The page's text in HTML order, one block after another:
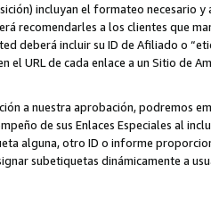
incluyan el formateo necesario
recomendarles a los clientes que
deberá incluir su ID de Afiliado o
el URL de cada enlace a un Sitio de
a nuestra aprobación, podremos
de sus Enlaces Especiales al
alguna, otro ID o informe
subetiquetas dinámicamente a